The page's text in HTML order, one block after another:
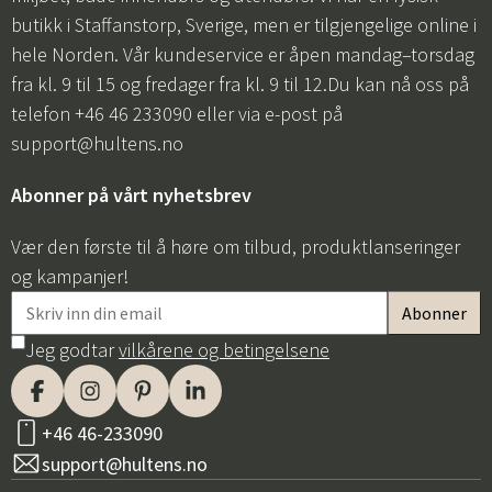
butikk i Staffanstorp, Sverige, men er tilgjengelige online i
hele Norden. Vår kundeservice er åpen mandag–torsdag
fra kl. 9 til 15 og fredager fra kl. 9 til 12.Du kan nå oss på
telefon +46 46 233090 eller via e-post på
support@hultens.no
Abonner på vårt nyhetsbrev
Vær den første til å høre om tilbud, produktlanseringer
og kampanjer!
Jeg godtarvilkårene og betingelsene
+46 46-233090
support@hultens.no